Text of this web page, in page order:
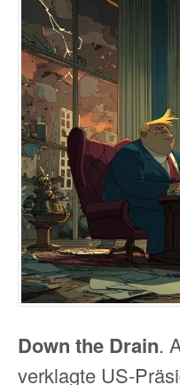
Down the Drain.
verklagte US-